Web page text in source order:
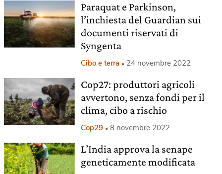
Paraquat e Parkinson,
l’inchiesta del Guardian sui
documenti riservati di
Syngenta
Cibo e terra 24 novembre 2022
Cop27: produttori agricoli
avvertono, senza fondi per il
clima, cibo a rischio
Cop29 8 novembre 2022
L’India approva la senape
geneticamente modificata